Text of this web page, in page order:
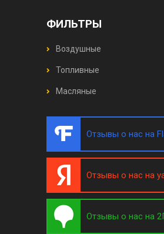
ФИЛЬТРЫ
Воздушные
Топливные
Масляные
Отзывы о нас на
Отзывы о нас на
Отзывы о нас на